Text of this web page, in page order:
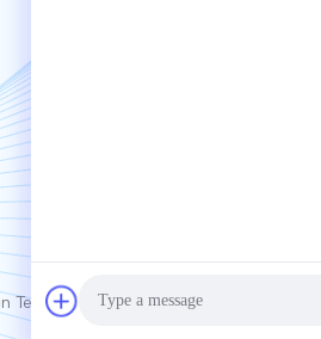
Co., Ltd.. All Rights Reserved.